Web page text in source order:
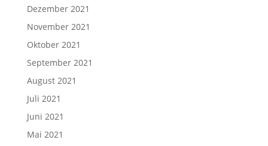
Dezember 2021
November 2021
Oktober 2021
September 2021
August 2021
Juli 2021
Juni 2021
Mai 2021